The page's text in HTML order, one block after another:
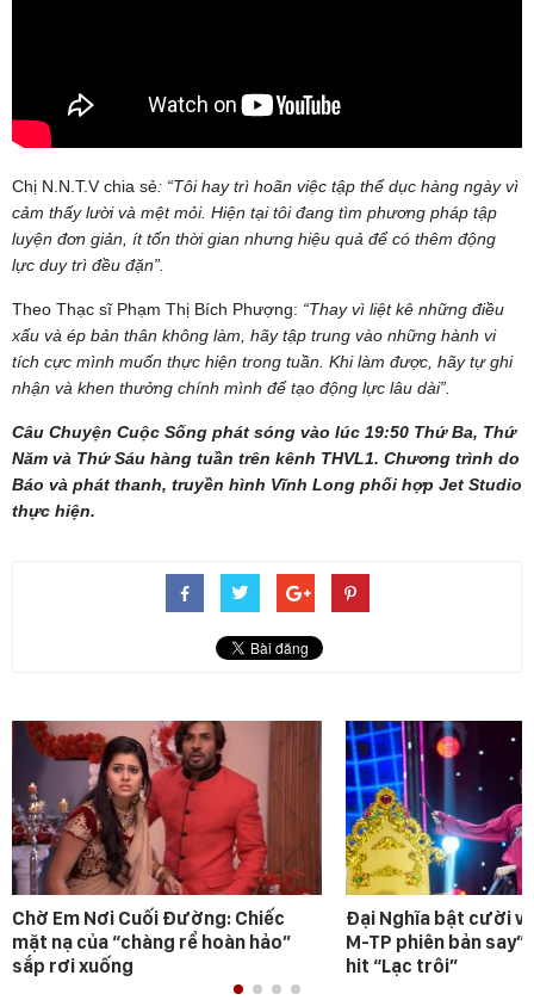
Chị N.N.T.V chia sẻ: “Tôi hay trì hoãn việc tập thể dục hàng ngày vì
cảm thấy lười và mệt mỏi. Hiện tại tôi đang tìm phương pháp tập
luyện đơn giản, ít tốn thời gian nhưng hiệu quả để có thêm động
lực duy trì đều đặn”
Theo Thạc sĩ Phạm Thị Bích Phượng: “Thay vì liệt kê những điều
xấu và ép bản thân không làm, hãy tập trung vào những hành vi
tích cực mình muốn thực hiện trong tuần. Khi làm được, hãy tự ghi
nhận và khen thưởng chính mình để tạo động lực lâu dài”
Câu Chuyện Cuộc Sống phát sóng vào lúc 19:50 Thứ Ba, Thứ
Năm và Thứ Sáu hàng tuần trên kênh THVL1. Chương trình do
Báo và phát thanh, truyền hình Vĩnh Long phối hợp Jet Studio
thực hiện.
Chờ Em Nơi Cuối Đường: Chiếc
mặt nạ của “chàng rể hoàn hảo”
sắp rơi xuống
Đại Nghĩa bật cười
M-TP phiên bản say”
hit “Lạc trôi”